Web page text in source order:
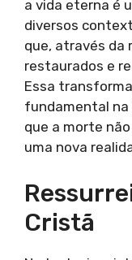
a vida eterna é
diversos
que, através da
restaurados e
Essa
fundamental
que a morte
uma nova
Cristã